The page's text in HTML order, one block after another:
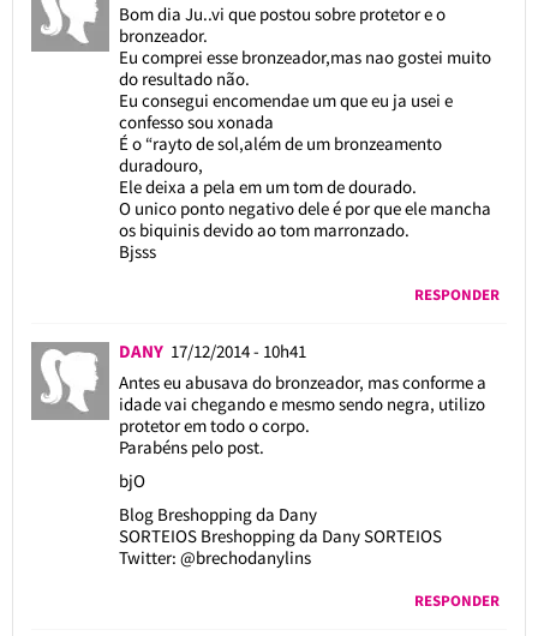
Bom dia Ju..vi que postou sobre protetor e o
bronzeador.
Eu comprei esse bronzeador,mas nao gostei muito
do resultado não.
Eu consegui encomendae um que eu ja usei e
confesso sou xonada
É o “rayto de sol,além de um bronzeamento
duradouro,
Ele deixa a pela em um tom de dourado.
O unico ponto negativo dele é por que ele mancha
os biquinis devido ao tom marronzado.
Bjsss
RESPONDER
DANY 17/12/2014 - 10h41
Antes eu abusava do bronzeador, mas conforme a
idade vai chegando e mesmo sendo negra, utilizo
protetor em todo o corpo.
Parabéns pelo post.
bjO
Blog Breshopping da Dany
SORTEIOS Breshopping da Dany SORTEIOS
Twitter: @brechodanylins
RESPONDER